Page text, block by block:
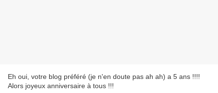
Eh oui, votre blog préféré (je n'en doute pas ah ah) a 5 ans !!!!
Alors joyeux anniversaire à tous !!!